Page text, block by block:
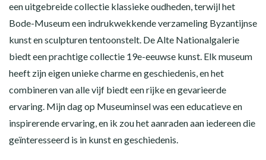
een uitgebreide collectie klassieke oudheden, terwijl het
Bode-Museum een indrukwekkende verzameling Byzantijnse
kunst en sculpturen tentoonstelt. De Alte Nationalgalerie
biedt een prachtige collectie 19e-eeuwse kunst. Elk museum
heeft zijn eigen unieke charme en geschiedenis, en het
combineren van alle vijf biedt een rijke en gevarieerde
ervaring. Mijn dag op Museuminsel was een educatieve en
inspirerende ervaring, en ik zou het aanraden aan iedereen die
geïnteresseerd is in kunst en geschiedenis.